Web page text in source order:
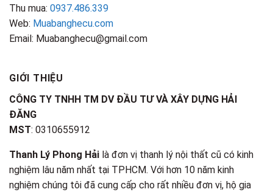
Thu mua: 0937.486.339
Web: Muabanghecu.com
Email: Muabanghecu@gmail.com
GIỚI THIỆU
CÔNG TY TNHH TM DV ĐẦU TƯ VÀ XÂY DỰNG HẢI
ĐĂNG
MST: 0310655912
Thanh Lý Phong Hải là đơn vị thanh lý nội thất cũ có kinh
nghiệm lâu năm nhất tại TPHCM. Với hơn 10 năm kinh
nghiệm chúng tôi đã cung cấp cho rất nhiều đơn vị, hộ gia